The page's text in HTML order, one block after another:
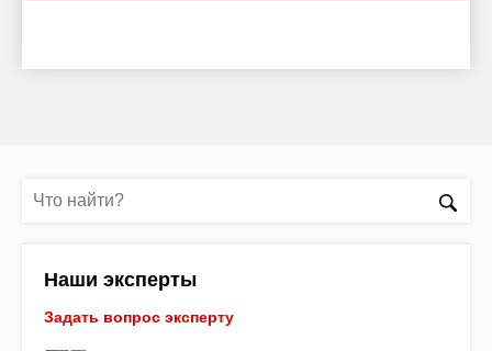
Наши эксперты
Задать вопрос эксперту